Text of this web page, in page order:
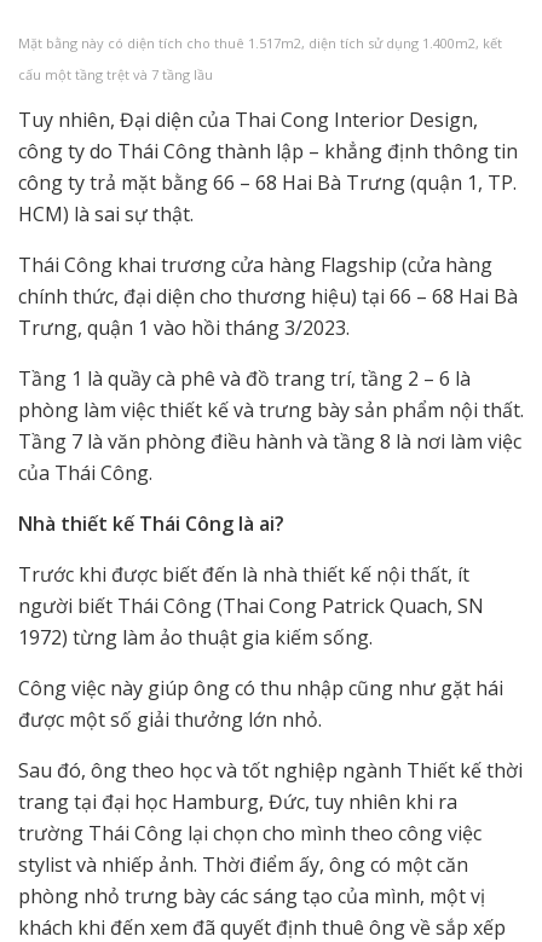
Mặt bằng này có diện tích cho thuê 1.517m2, diện tích sử dụng 1.400m2, kết
cấu một tầng trệt và 7 tầng lầu
Tuy nhiên, Đại diện của Thai Cong Interior Design,
công ty do Thái Công thành lập – khẳng định thông tin
công ty trả mặt bằng 66 – 68 Hai Bà Trưng (quận 1, TP.
HCM) là sai sự thật.
Thái Công khai trương cửa hàng Flagship (cửa hàng
chính thức, đại diện cho thương hiệu) tại 66 – 68 Hai Bà
Trưng, quận 1 vào hồi tháng 3/2023.
Tầng 1 là quầy cà phê và đồ trang trí, tầng 2 – 6 là
phòng làm việc thiết kế và trưng bày sản phẩm nội thất.
Tầng 7 là văn phòng điều hành và tầng 8 là nơi làm việc
của Thái Công.
Nhà thiết kế Thái Công là ai?
Trước khi được biết đến là nhà thiết kế nội thất, ít
người biết Thái Công (Thai Cong Patrick Quach, SN
1972) từng làm ảo thuật gia kiếm sống.
Công việc này giúp ông có thu nhập cũng như gặt hái
được một số giải thưởng lớn nhỏ.
Sau đó, ông theo học và tốt nghiệp ngành Thiết kế thời
trang tại đại học Hamburg, Đức, tuy nhiên khi ra
trường Thái Công lại chọn cho mình theo công việc
stylist và nhiếp ảnh. Thời điểm ấy, ông có một căn
phòng nhỏ trưng bày các sáng tạo của mình, một vị
khách khi đến xem đã quyết định thuê ông về sắp xếp